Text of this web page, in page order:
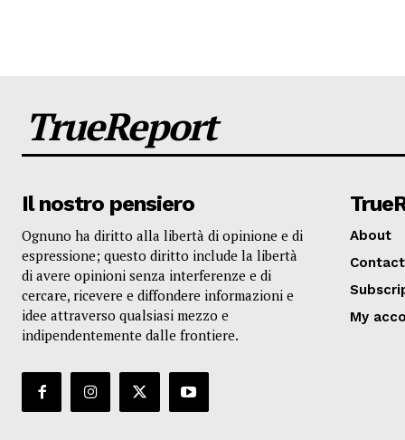
TrueReport
Il nostro pensiero
Ognuno ha diritto alla libertà di opinione e di
espressione; questo diritto include la libertà
di avere opinioni senza interferenze e di
cercare, ricevere e diffondere informazioni e
idee attraverso qualsiasi mezzo e
indipendentemente dalle frontiere.
About
My